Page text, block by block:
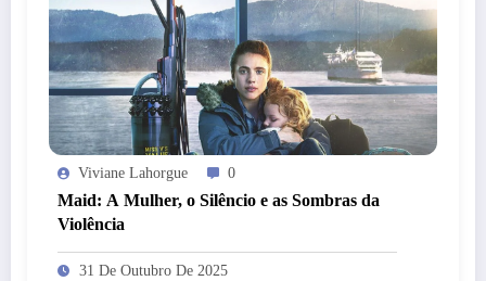
Viviane Lahorgue 0
Maid: A Mulher, o Silêncio e as Sombras da
Violência
31 De Outubro De 2025